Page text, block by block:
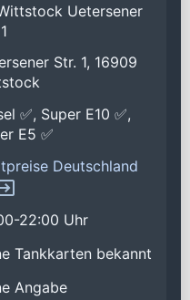
Uetersener
Str. 1, 16909
✅, Super E10 ✅,
E5 ✅
Deutschland
22:00 Uhr
Tankkarten bekannt
Angabe